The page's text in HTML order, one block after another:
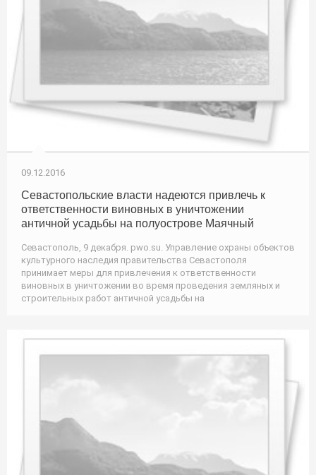
09.12.2016
Севастопольские власти надеются привлечь к
ответственности виновных в уничтожении
античной усадьбы на полуострове Маячный
Севастополь, 9 декабря. pwo.su. Управление охраны объектов
культурного наследия правительства Севастополя
принимает меры для привлечения к ответственности
виновных в уничтожении во время проведения земляных и
строительных работ античной усадьбы на